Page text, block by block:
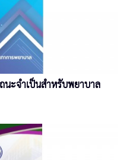
ะจำเป็นสำหรับพยาบาล